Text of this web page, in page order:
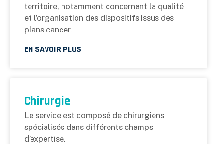
territoire, notamment concernant la qualité
et l’organisation des dispositifs issus des
plans cancer.
EN SAVOIR PLUS
Chirurgie
Le service est composé de chirurgiens
spécialisés dans différents champs
d’expertise.